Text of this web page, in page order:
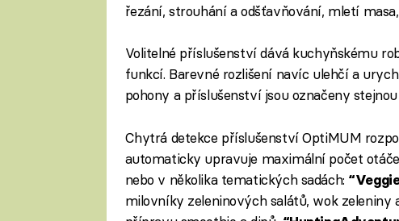
řezání, strouhání a odšťavňování, mletí
Volitelné příslušenství dává kuchyňskému
funkcí. Barevné rozlišení navíc ulehčí a
pohony a příslušenství jsou označeny
Chytrá detekce příslušenství OptiMUM
automaticky upravuje maximální počet
nebo v několika tematických sadách:
milovníky zeleninových salátů, wok zeleniny